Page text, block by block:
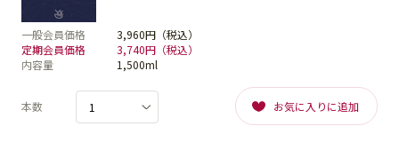
一般会員価格
3,960円（税込）
定期会員価格
3,740円（税込）
内容量
1,500ml
本数 お気に入りに追加